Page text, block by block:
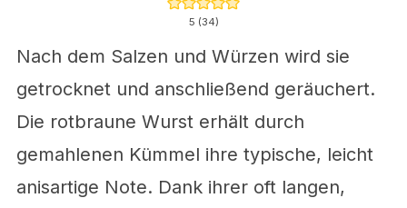
5 (34)
Nach dem Salzen und Würzen wird sie
getrocknet und anschließend geräuchert.
Die rotbraune Wurst erhält durch
gemahlenen Kümmel ihre typische, leicht
anisartige Note. Dank ihrer oft langen,